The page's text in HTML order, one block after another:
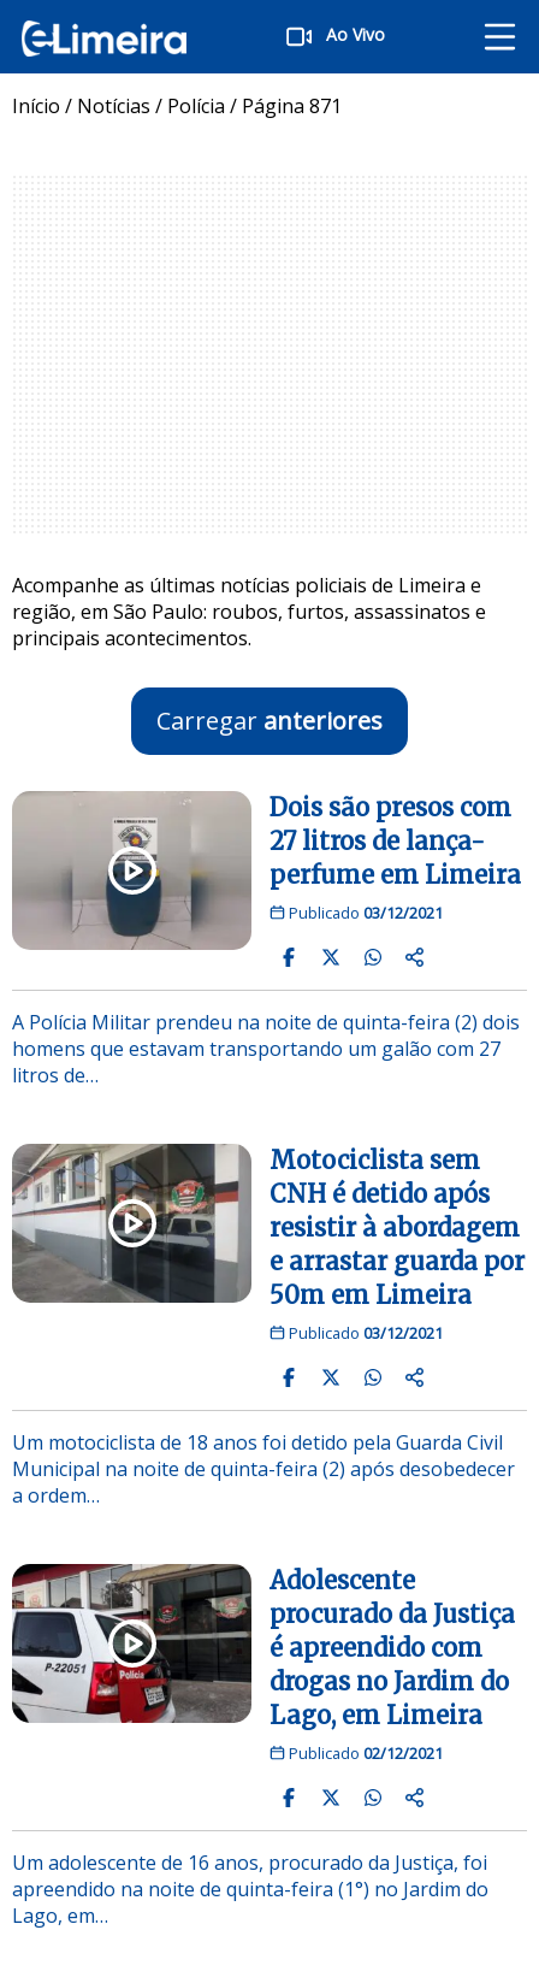
Ao Vivo
Início / Notícias / Polícia / Página 871
Acompanhe as últimas notícias policiais de Limeira e
região, em São Paulo: roubos, furtos, assassinatos e
principais acontecimentos.
Carregar anteriores
Dois são presos com
27 litros de lança-
perfume em Limeira
Publicado 03/12/2021
A Polícia Militar prendeu na noite de quinta-feira (2) dois
homens que estavam transportando um galão com 27
litros de…
Motociclista sem
CNH é detido após
resistir à abordagem
e arrastar guarda por
50m em Limeira
Publicado 03/12/2021
Um motociclista de 18 anos foi detido pela Guarda Civil
Municipal na noite de quinta-feira (2) após desobedecer
a ordem…
Adolescente
procurado da Justiça
é apreendido com
drogas no Jardim do
Lago, em Limeira
Publicado 02/12/2021
Um adolescente de 16 anos, procurado da Justiça, foi
apreendido na noite de quinta-feira (1°) no Jardim do
Lago, em…